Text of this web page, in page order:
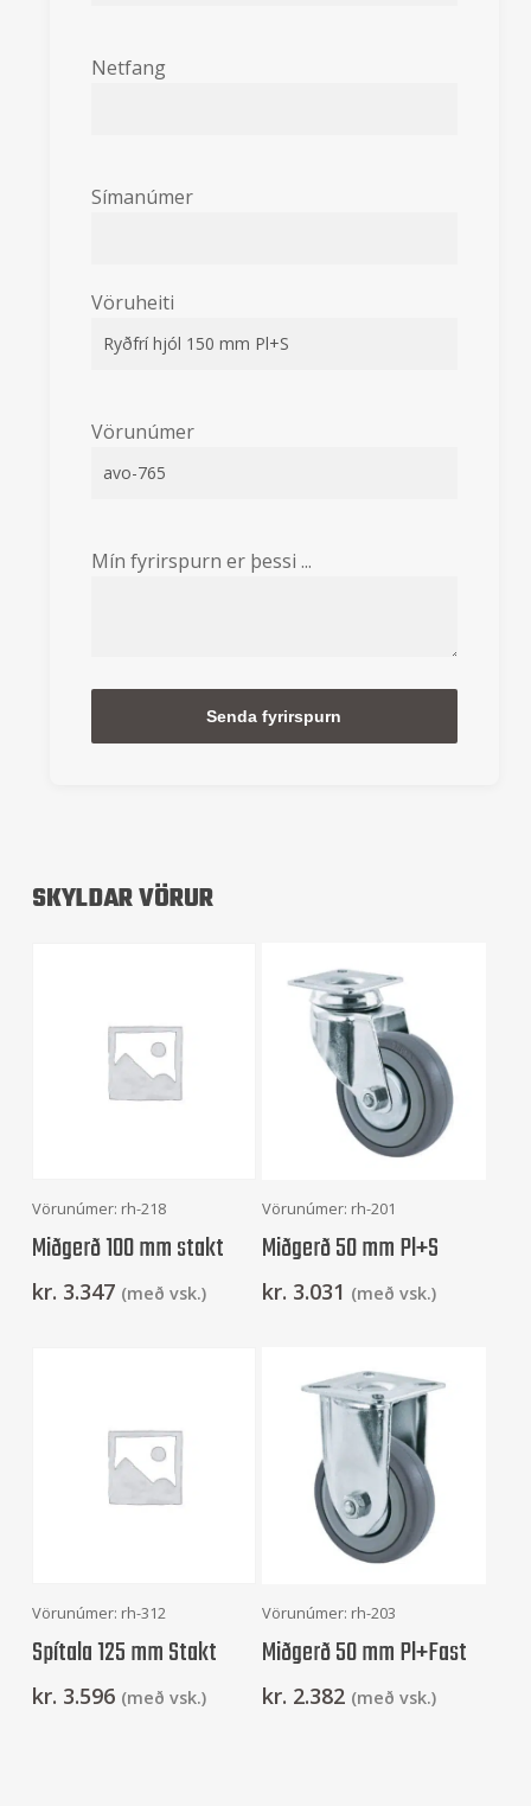
Netfang
Símanúmer
Vöruheiti
Vörunúmer
Mín fyrirspurn er þessi ...
SKYLDAR VÖRUR
Setja Í Körfu
Vörunúmer: rh-218
Miðgerð 100 mm stakt
kr. 3.347 (með vsk.)
Setja Í Körfu
Vörunúmer: rh-201
Miðgerð 50 mm Pl+S
kr. 3.031 (með vsk.)
Setja Í Körfu
Vörunúmer: rh-312
Spítala 125 mm Stakt
kr. 3.596 (með vsk.)
Setja Í Körfu
Vörunúmer: rh-203
Miðgerð 50 mm Pl+Fast
kr. 2.382 (með vsk.)